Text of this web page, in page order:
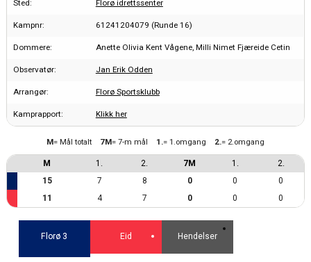
Sted: Florø idrettssenter
Kampnr: 61241204079 (Runde 16)
Dommere: Anette Olivia Kent Vågene, Milli Nimet Fjæreide Cetin
Observatør: Jan Erik Odden
Arrangør: Florø Sportsklubb
Kamprapport: Klikk her
M 1. 2. 7M 1. 2.
M= Mål totalt 7M= 7-m mål 1.= 1.omgang 2.= 2.omgang
15 7 8 0 0
0
11
4 7 0 0 0
Florø 3 Eid Hendelser